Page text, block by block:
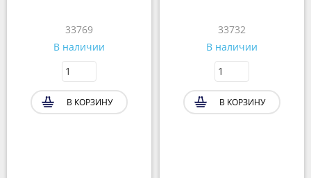
33769
В наличии
В КОРЗИНУ
33732
В наличии
В КОРЗИНУ